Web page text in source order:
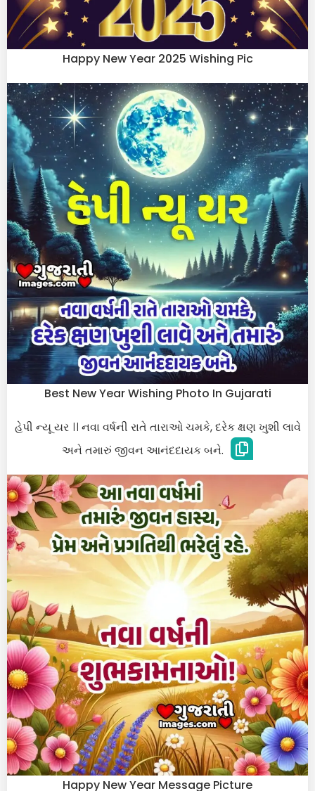
Happy New Year 2025 Wishing Pic
Best New Year Wishing Photo In Gujarati
હેપી ન્યૂ યર ।। નવા વર્ષની રાતે તારાઓ ચમકે, દરેક ક્ષણ ખુશી લાવે
અને તમારું જીવન આનંદદાયક બને.
Happy New Year Message Picture